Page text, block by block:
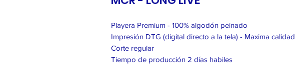
Playera Premium - 100% algodón peinado
Impresión DTG (digital directo a la tela) - Maxima calidad
Corte regular
Tiempo de producción 2 días habiles